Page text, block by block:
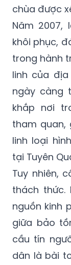
chùa được
Năm 2007,
khôi phục,
trong hành
linh của
ngày càng
khắp nơi
tham quan,
linh loại
tại Tuyên
Tuy nhiên,
thách
nguồn kinh
giữa bảo
cầu tín
dân là bài